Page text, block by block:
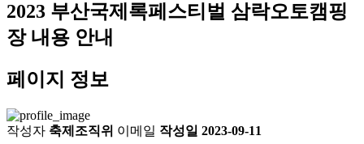
2023 부산국제록페스티벌 삼락오토캠핑
장 내용 안내
페이지 정보
작성자 축제조직위 이메일 작성일 2023-09-11